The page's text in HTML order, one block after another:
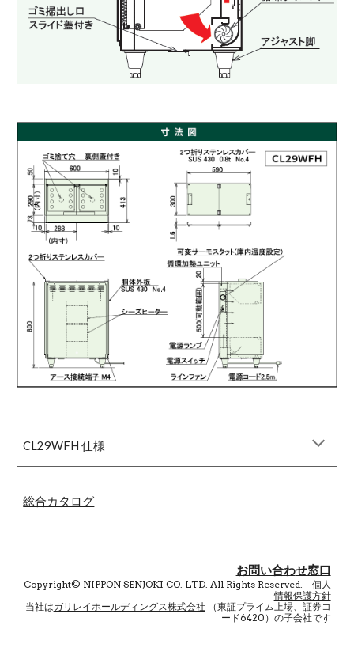
CL29WFH 仕様
総合カタログ
お問い合わせ窓口
Copyright© NIPPON SENJOKI CO. LTD. All Rights Reserved. 個人
情報保護方針
当社はガリレイホールディングス株式会社 （東証プライム上場、 証券コ
ード6420）の子会社です